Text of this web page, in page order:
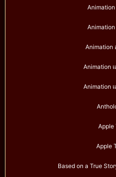
Animation
Animation
Animation
Apple
Apple
Based on a True